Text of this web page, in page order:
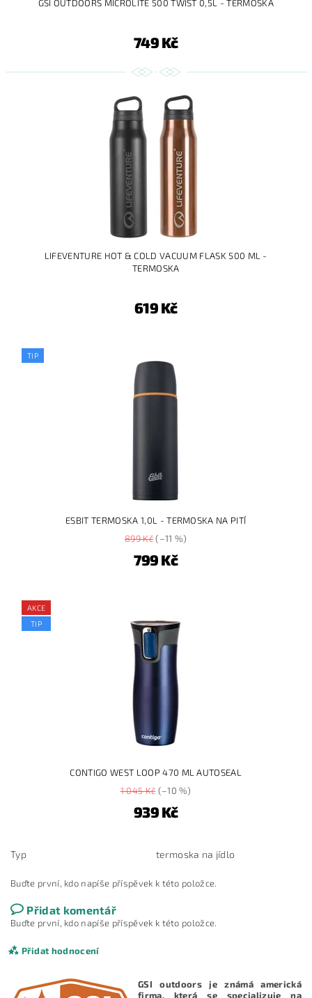
GSI OUTDOORS MICROLITE 500 TWIST 0,5L - TERMOSKA
749 Kč
LIFEVENTURE HOT & COLD VACUUM FLASK 500 ML -
TERMOSKA
619 Kč
TIP
ESBIT TERMOSKA 1,0L - TERMOSKA NA PITÍ
899 Kč(–11 %)
799 Kč
AKCE
TIP
CONTIGO WEST LOOP 470 ML AUTOSEAL
1 045 Kč(–10 %)
939 Kč
Typ termoska na jídlo
Buďte první, kdo napíše příspěvek k této položce.
Přidat komentář
Buďte první, kdo napíše příspěvek k této položce.
Přidat hodnocení
GSI outdoors je známá americká
firma, která se specializuje na